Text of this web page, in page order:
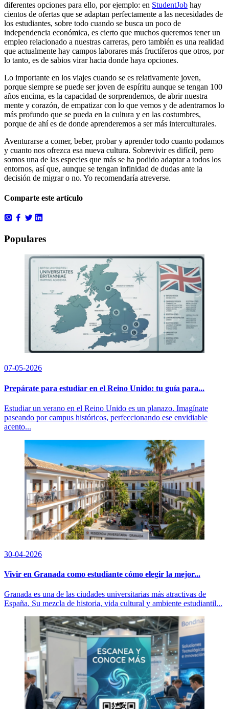
diferentes opciones para ello, por ejemplo: en StudentJob hay
cientos de ofertas que se adaptan perfectamente a las necesidades de
los estudiantes, sobre todo cuando se busca un poco de
independencia económica, es cierto que muchos queremos tener un
empleo relacionado a nuestras carreras, pero también es una realidad
que actualmente hay campos laborares más fructíferos que otros, por
lo tanto, es de sabios virar hacia donde haya opciones.
Lo importante en los viajes cuando se es relativamente joven,
porque siempre se puede ser joven de espíritu aunque se tengan 100
años encima, es la capacidad de sorprendernos, de abrir nuestra
mente y corazón, de empatizar con lo que vemos y de adentrarnos lo
más profundo que se pueda en la cultura y en las costumbres,
porque de ahí es de donde aprenderemos a ser más interculturales.
Aventurarse a comer, beber, probar y aprender todo cuanto podamos
y cuanto nos ofrezca esa nueva cultura. Sobrevivir es difícil, pero
somos una de las especies que más se ha podido adaptar a todos los
entornos, así que, aunque se tengan infinidad de dudas ante la
decisión de migrar o no. Yo recomendaría atreverse.
Comparte este artículo
Populares
07-05-2026
Prepárate para estudiar en el Reino Unido: tu guía para...
Estudiar un verano en el Reino Unido es un planazo. Imagínate
paseando por campus históricos, perfeccionando ese envidiable
acento...
30-04-2026
Vivir en Granada como estudiante cómo elegir la mejor...
Granada es una de las ciudades universitarias más atractivas de
España. Su mezcla de historia, vida cultural y ambiente estudiantil...